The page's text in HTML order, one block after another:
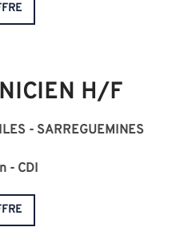
H/F
- SARREGUEMINES
- CDI